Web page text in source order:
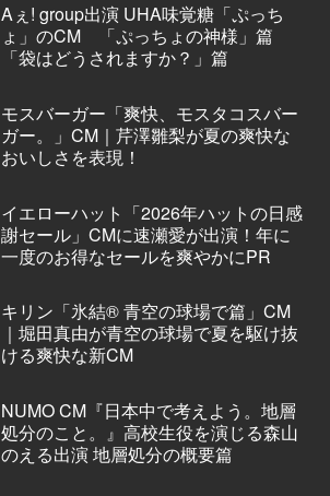
Aぇ! group出演 UHA味覚糖「ぷっち
ょ」のCM 「ぷっちょの神様」篇
「袋はどうされますか？」篇
モスバーガー「爽快、モスタコスバー
ガー。」CM｜芹澤雛梨が夏の爽快な
おいしさを表現！
イエローハット「2026年ハットの日感
謝セール」CMに速瀬愛が出演！年に
一度のお得なセールを爽やかにPR
キリン「氷結® 青空の球場で篇」CM
｜堀田真由が青空の球場で夏を駆け抜
ける爽快な新CM
NUMO CM『日本中で考えよう。地層
処分のこと。』高校生役を演じる森山
のえる出演 地層処分の概要篇